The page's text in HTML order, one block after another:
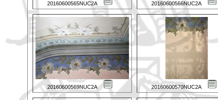
20160600565NUC2A 20160600566NUC2A
20160600569NUC2A 20160600570NUC2A